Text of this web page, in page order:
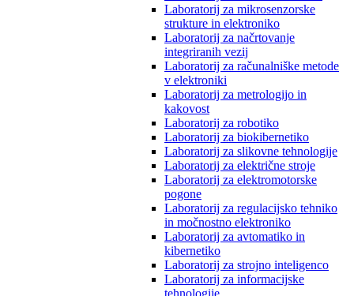
Laboratorij za mikrosenzorske
strukture in elektroniko
Laboratorij za načrtovanje
integriranih vezij
Laboratorij za računalniške metode
v elektroniki
Laboratorij za metrologijo in
kakovost
Laboratorij za robotiko
Laboratorij za biokibernetiko
Laboratorij za slikovne tehnologije
Laboratorij za električne stroje
Laboratorij za elektromotorske
pogone
Laboratorij za regulacijsko tehniko
in močnostno elektroniko
Laboratorij za avtomatiko in
kibernetiko
Laboratorij za strojno inteligenco
Laboratorij za informacijske
tehnologije